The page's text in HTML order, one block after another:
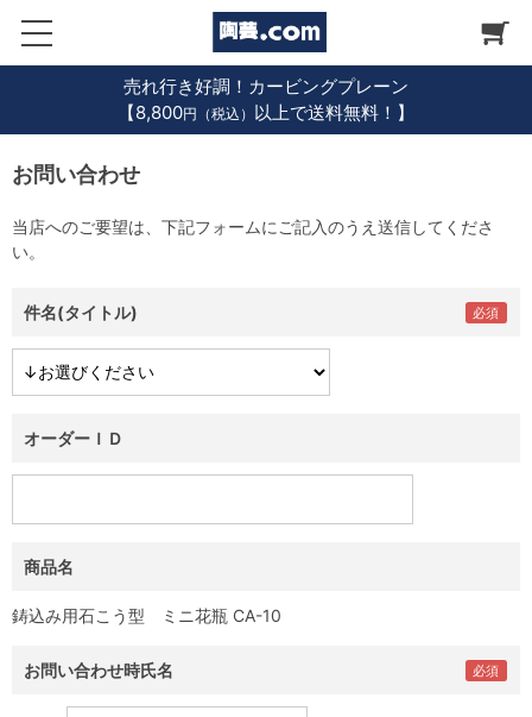
売れ行き好調！カービングプレーン
【8,800円（税込） 以上で送料無料！】
お問い合わせ
当店へのご要望は、下記フォームにご記入のうえ送信してくださ
い。
件名(タイトル)
オーダーＩＤ
商品名
鋳込み用石こう型 ミニ花瓶 CA-10
お問い合わせ時氏名